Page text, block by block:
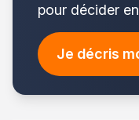
pour décider
Je décris